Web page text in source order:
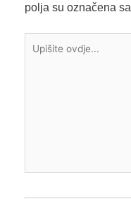
polja su označena sa
ovdje...